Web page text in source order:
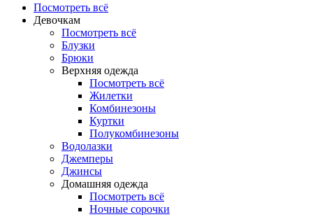
Посмотреть всё
Девочкам
Посмотреть всё
Блузки
Брюки
Верхняя одежда
Посмотреть всё
Жилетки
Комбинезоны
Куртки
Полукомбинезоны
Водолазки
Джемперы
Джинсы
Домашняя одежда
Посмотреть всё
Ночные сорочки